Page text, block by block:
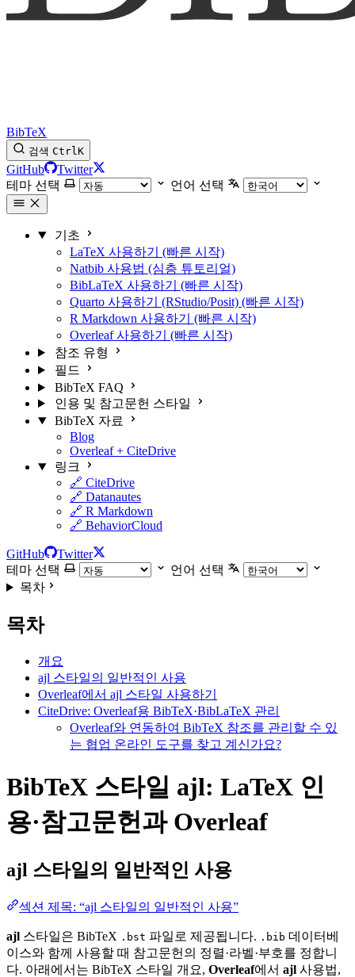
BibTeX
검색 CtrlK
GitHub
Twitter
테마 선택
언어 선택
기초
LaTeX 사용하기 (빠른 시작)
Natbib 사용법 (심층 튜토리얼)
BibLaTeX 사용하기 (빠른 시작)
Quarto 사용하기 (RStudio/Posit) (빠른 시작)
R Markdown 사용하기 (빠른 시작)
Overleaf 사용하기 (빠른 시작)
참조 유형
필드
BibTeX FAQ
인용 및 참고문헌 스타일
BibTeX 자료
Blog
Overleaf + CiteDrive
링크
🔗 CiteDrive
🔗 Datanautes
🔗 R Markdown
🔗 BehaviorCloud
GitHub
Twitter
테마 선택
언어 선택
목차
목차
개요
ajl 스타일의 일반적인 사용
Overleaf에서 ajl 스타일 사용하기
CiteDrive: Overleaf용 BibTeX·BibLaTeX 관리
Overleaf와 연동하여 BibTeX 참조를 관리할 수 있
는 협업 온라인 도구를 찾고 계신가요?
BibTeX 스타일 ajl: LaTeX 인
용·참고문헌과 Overleaf
ajl 스타일의 일반적인 사용
섹션 제목: “ajl 스타일의 일반적인 사용”
ajl 스타일은 BibTeX .bst 파일로 제공됩니다. .bib 데이터베
이스와 함께 사용할 때 참고문헌의 정렬·라벨·부호를 정합니
다. 아래에서는 BibTeX 스타일 개요, Overleaf에서 ajl 사용법,